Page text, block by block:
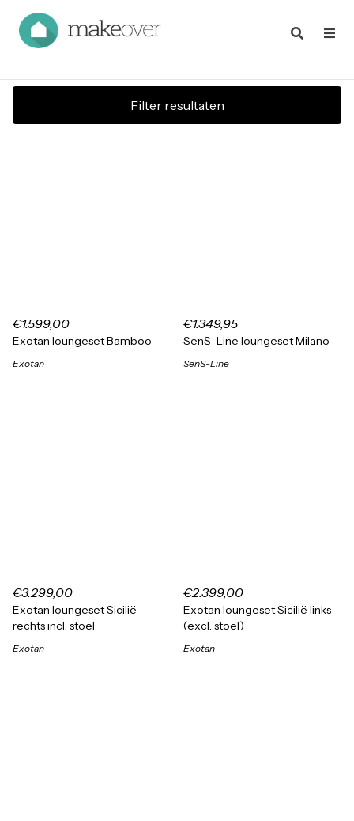
Filter resultaten
€1.599,00
Exotan loungeset Bamboo
Exotan
€1.349,95
SenS-Line loungeset Milano
SenS-Line
€3.299,00
Exotan loungeset Sicilië
rechts incl. stoel
Exotan
€2.399,00
Exotan loungeset Sicilië links
(excl. stoel)
Exotan